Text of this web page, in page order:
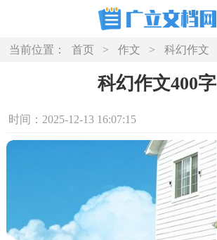
当前位置： 首页 > 作文 > 科幻作文
科幻作文400字
时间：2025-12-13 16:07:15